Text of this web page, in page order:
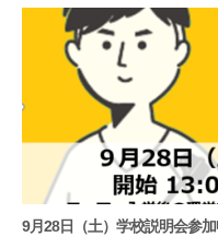
9月28日（土）学校説明会参